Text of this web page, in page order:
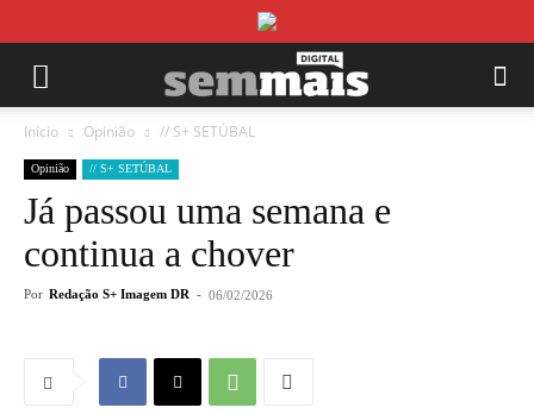
Início Opinião // S+ SETÚBAL
Opinião // S+ SETÚBAL
Já passou uma semana e
continua a chover
Por Redação S+ Imagem DR - 06/02/2026